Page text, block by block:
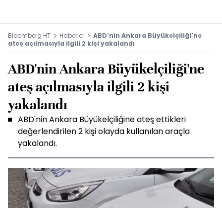
Bloomberg HT Haberler
ABD'nin Ankara Büyükelçiliği'ne
ateş açılmasıyla ilgili 2 kişi yakalandı
ABD'nin Ankara Büyükelçiliği'ne
ateş açılmasıyla ilgili 2 kişi
yakalandı
ABD'nin Ankara Büyükelçiliğine ateş ettikleri
değerlendirilen 2 kişi olayda kullanılan araçla
yakalandı.